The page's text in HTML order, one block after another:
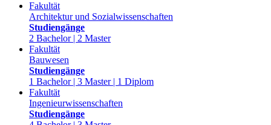
Fakultät
Architektur und Sozialwissenschaften
Studiengänge
2 Bachelor | 2 Master
Fakultät
Bauwesen
Studiengänge
1 Bachelor | 3 Master | 1 Diplom
Fakultät
Ingenieurwissenschaften
Studiengänge